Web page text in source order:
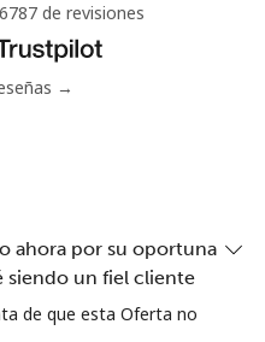
46 min por ⁦$10⁩
4 min por ⁦$10⁩
de revisiones
→
ahora por su oportuna
siendo un fiel cliente
de que esta Oferta no